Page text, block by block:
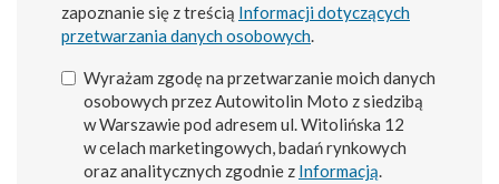
zapoznanie się z treścią Informacji dotyczących
przetwarzania danych osobowych.
Wyrażam zgodę na przetwarzanie moich danych
osobowych przez Autowitolin Moto z siedzibą
w Warszawie pod adresem ul. Witolińska 12
w celach marketingowych, badań rynkowych
oraz analitycznych zgodnie z Informacją.